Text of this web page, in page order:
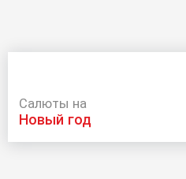
Салюты на
новый год